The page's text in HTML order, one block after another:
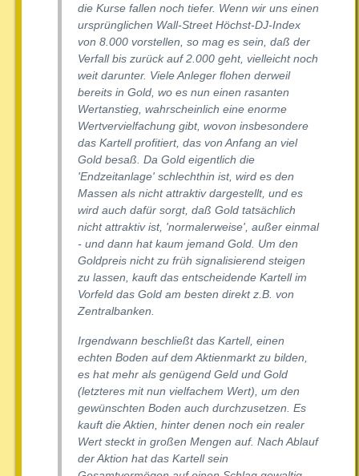
die Kurse fallen noch tiefer. Wenn wir uns einen
ursprünglichen Wall-Street Höchst-DJ-Index
von 8.000 vorstellen, so mag es sein, daß der
Verfall bis zurück auf 2.000 geht, vielleicht noch
weit darunter. Viele Anleger flohen derweil
bereits in Gold, wo es nun einen rasanten
Wertanstieg, wahrscheinlich eine enorme
Wertvervielfachung gibt, wovon insbesondere
das Kartell profitiert, das von Anfang an viel
Gold besaß. Da Gold eigentlich die
'Endzeitanlage' schlechthin ist, wird es den
Massen als nicht attraktiv dargestellt, und es
wird auch dafür sorgt, daß Gold tatsächlich
nicht attraktiv ist, 'normalerweise', außer einmal
- und dann hat kaum jemand Gold. Um den
Goldpreis nicht zu früh signalisierend steigen
zu lassen, kauft das entscheidende Kartell im
Vorfeld das Gold am besten direkt z.B. von
Zentralbanken.
Irgendwann beschließt das Kartell, einen
echten Boden auf dem Aktienmarkt zu bilden,
es hat mehr als genügend Geld und Gold
(letzteres mit nun vielfachem Wert), um den
gewünschten Boden auch durchzusetzen. Es
kauft die Aktien, hinter denen noch ein realer
Wert steckt in großen Mengen auf. Nach Ablauf
der Aktion hat das Kartell sein